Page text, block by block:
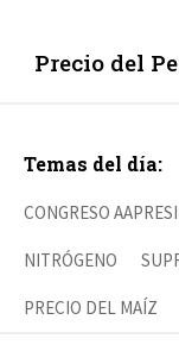
Precio del
Temas del día:
CONGRESO
NITRÓGENO
PRECIO DEL MAÍZ